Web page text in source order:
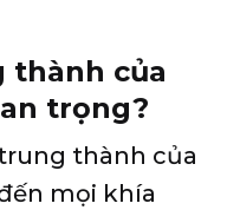
thành của
trọng?
thành của
mọi khía